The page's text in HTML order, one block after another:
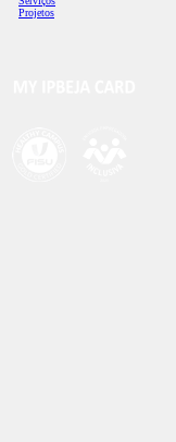
Projetos